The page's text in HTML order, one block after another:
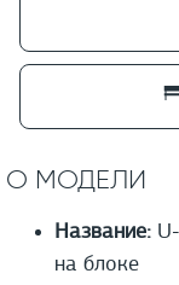
О МОДЕЛИ
Название:
на блоке